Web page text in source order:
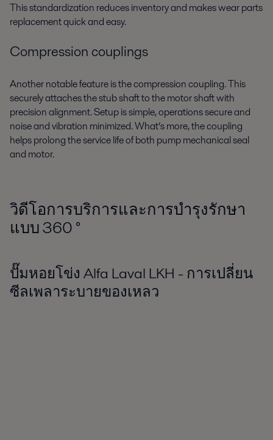
This standardization reduces inventory and makes wear parts
replacement quick and easy.
Compression couplings
Another notable feature is the compression coupling. This
securely attaches the stub shaft to the motor shaft with
precision alignment. Setup is simple, operations secure and
noise and vibration minimized. What’s more, the coupling
helps prolong the service life of both pump mechanical seal
and motor.
วิดีโอการบริการและการบำรุงรักษา
แบบ 360°
ปั๊มหอยโข่ง Alfa Laval LKH - การเปลี่ยน
ซีลเพลาระบายของเหลว